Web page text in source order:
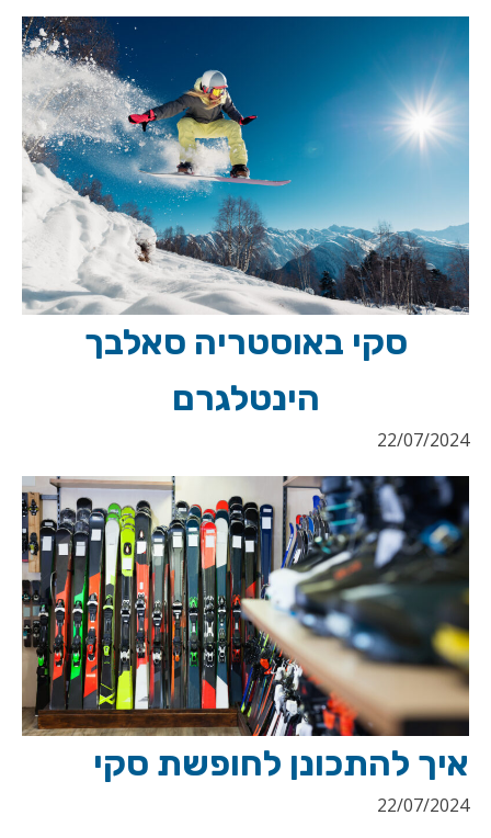
סקי באוסטריה סאלבך
הינטלגרם
22/07/2024
איך להתכונן לחופשת סקי
22/07/2024